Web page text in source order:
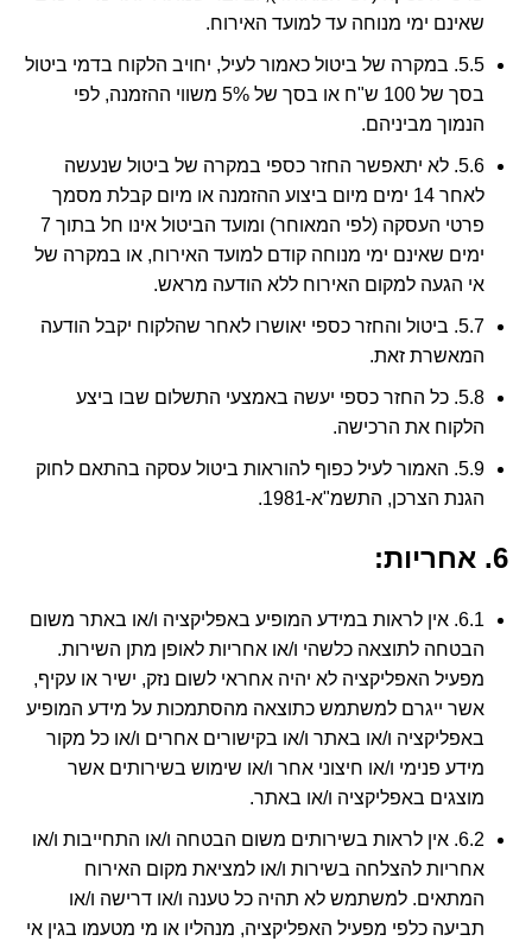
שאינם ימי מנוחה עד למועד האירוח.
5.5. במקרה של ביטול כאמור לעיל, יחויב הלקוח בדמי ביטול
בסך של 100 ש"ח או בסך של 5% משווי ההזמנה, לפי
הנמוך מביניהם.
5.6. לא יתאפשר החזר כספי במקרה של ביטול שנעשה
לאחר 14 ימים מיום ביצוע ההזמנה או מיום קבלת מסמך
פרטי העסקה (לפי המאוחר) ומועד הביטול אינו חל בתוך 7
ימים שאינם ימי מנוחה קודם למועד האירוח, או במקרה של
אי הגעה למקום האירוח ללא הודעה מראש.
5.7. ביטול והחזר כספי יאושרו לאחר שהלקוח יקבל הודעה
המאשרת זאת.
5.8. כל החזר כספי יעשה באמצעי התשלום שבו ביצע
הלקוח את הרכישה.
5.9. האמור לעיל כפוף להוראות ביטול עסקה בהתאם לחוק
הגנת הצרכן, התשמ"א-1981.
6. אחריות:
6.1. אין לראות במידע המופיע באפליקציה ו/או באתר משום
הבטחה לתוצאה כלשהי ו/או אחריות לאופן מתן השירות.
מפעיל האפליקציה לא יהיה אחראי לשום נזק, ישיר או עקיף,
אשר ייגרם למשתמש כתוצאה מהסתמכות על מידע המופיע
באפליקציה ו/או באתר ו/או בקישורים אחרים ו/או כל מקור
מידע פנימי ו/או חיצוני אחר ו/או שימוש בשירותים אשר
מוצגים באפליקציה ו/או באתר.
6.2. אין לראות בשירותים משום הבטחה ו/או התחייבות ו/או
אחריות להצלחה בשירות ו/או למציאת מקום האירוח
המתאים. למשתמש לא תהיה כל טענה ו/או דרישה ו/או
תביעה כלפי מפעיל האפליקציה, מנהליו או מי מטעמו בגין אי